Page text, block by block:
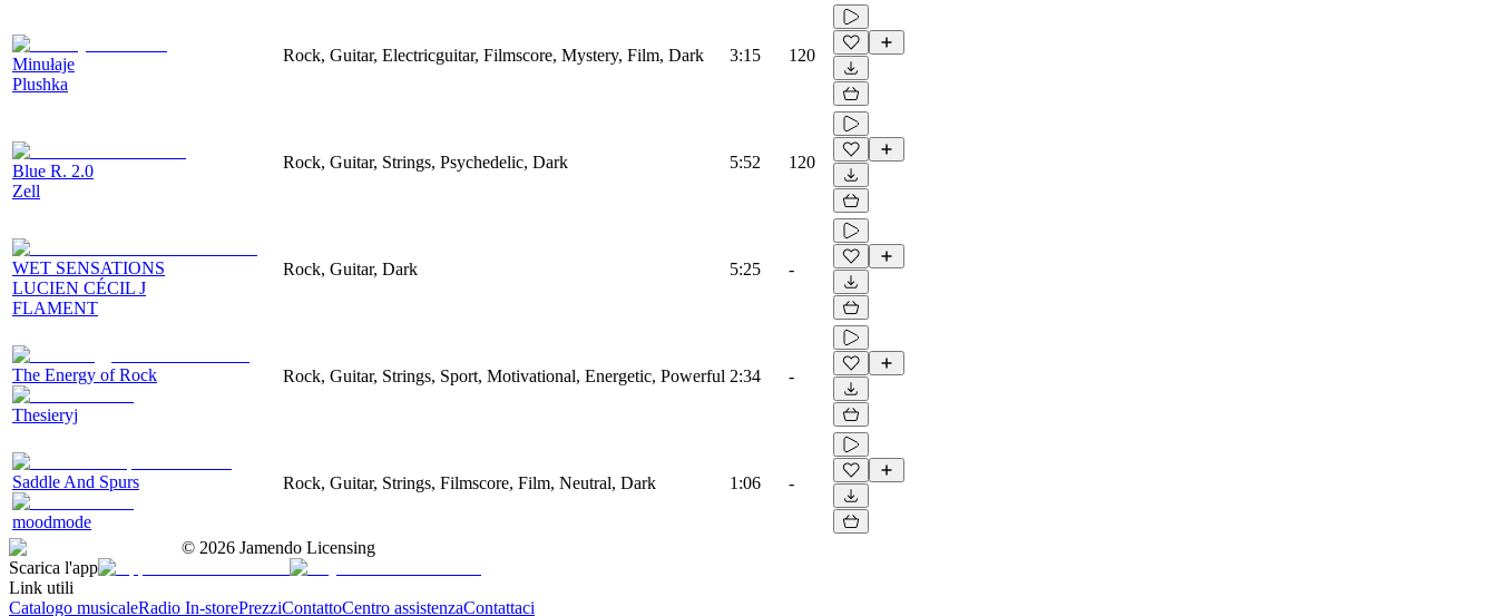
Minułaje
Plushka
Rock, Guitar, Electricguitar, Filmscore, Mystery, Film, Dark 3:15 120
Blue R. 2.0
Zell
Rock, Guitar, Strings, Psychedelic, Dark 5:52 120
WET SENSATIONS
LUCIEN CÉCIL J
FLAMENT
Rock, Guitar, Dark 5:25 -
The Energy of Rock
Thesieryj
Rock, Guitar, Strings, Sport, Motivational, Energetic, Powerful 2:34 -
Saddle And Spurs
moodmode
Rock, Guitar, Strings, Filmscore, Film, Neutral, Dark 1:06 -
© 2026 Jamendo Licensing
Scarica l'app
Link utili
Catalogo musicaleRadio In-storePrezziContattoCentro assistenzaContattaci